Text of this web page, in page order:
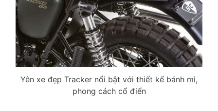
Yên xe đẹp Tracker nổi bật với thiết kế bánh mì,
phong cách cổ điển